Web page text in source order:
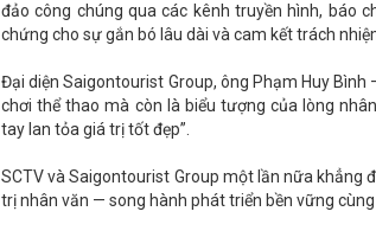
đảo công chúng qua các kênh truyền hình, báo
chứng cho sự gắn bó lâu dài và cam kết trách
Đại diện Saigontourist Group, ông Phạm Huy Bình
chơi thể thao mà còn là biểu tượng của lòng
tay lan tỏa giá trị tốt đẹp”.
SCTV và Saigontourist Group một lần nữa khẳng
trị nhân văn — song hành phát triển bền vững cùng